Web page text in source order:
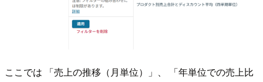
ここでは 「売上の推移（月単位）」、 「年単位での売上比